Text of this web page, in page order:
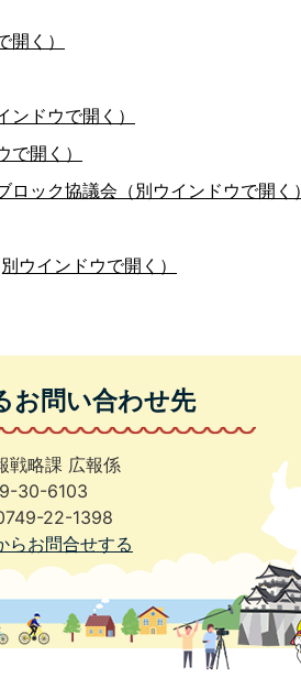
く）
ドウで開く）
開く）
ック協議会（別ウインドウで開く）
ウインドウで開く）
お問い合わせ先
戦略課 広報係
30-6103
22-1398
らお問合せする